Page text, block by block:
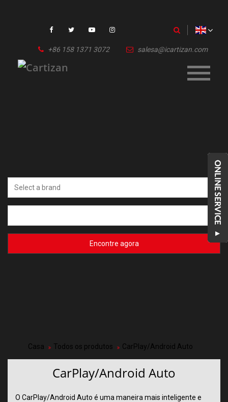
+86 158 1371 3072 salesa@icartizan.com
Encontre agora
Casa Todos os produtos CarPlay/Android Auto
CarPlay/Android Auto
O CarPlay/Android Auto é uma maneira mais inteligente e